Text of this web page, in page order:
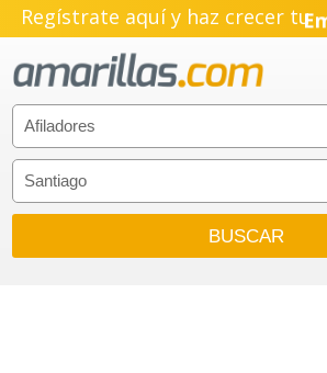
Regístrate aquí y haz crecer tu